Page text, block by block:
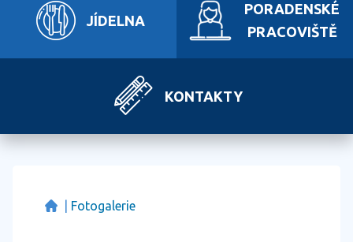
JÍDELNA
PORADENSKÉ
PRACOVIŠTĚ
KONTAKTY
Fotogalerie